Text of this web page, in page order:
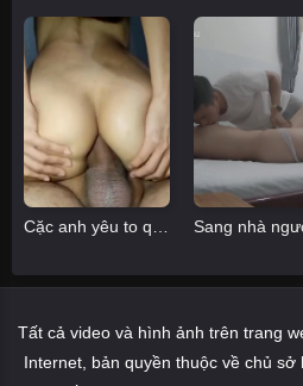
Tất cả video và hình ảnh trên trang
Internet, bản quyền thuộc về chủ